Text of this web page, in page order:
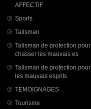
AFFECTIF
Sports
Talisman
Talisman de protection pour
chasser les mauvais es
Talisman de protection pour
les mauvais esprits
TEMOIGNAGES
Tourisme